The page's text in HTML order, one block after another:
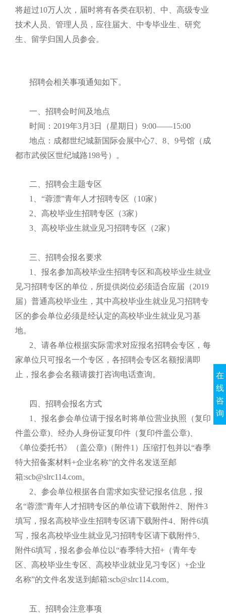
将超过10万人次，届时将有各类在职初、中、高级专业
技术人员、管理人员，应往届大、中专毕业生、研究
生、留学归国人员参会。
招聘会相关事项通知如下。
一、招聘会时间及地点
时间：2019年3月3日（星期日）9:00——15:00
地点：成都世纪城新国际会展中心7、8、9号馆（成
都市武侯区世纪城路198号）。
二、招聘会主题专区
1、“蓉漂”青年人才招聘专区（10家）
2、高校毕业生招聘专区（3家）
3、高校毕业生就业见习招聘专区（2家）
三、招聘会报名要求
1、报名参加高校毕业生招聘专区和高校毕业生就业
见习招聘专区的单位，所提供岗位必须适合应届（2019
届）普通高校毕业生，其中高校毕业生就业见习招聘专
区的参会单位必须是经认定的高校毕业生就业见习基
地。
2、请各单位根据实际需求对应报名招聘会专区，每
家单位只可报名一个专区，各招聘会专区名额报满即
止，报名参会名额请拨打咨询电话查询。
四、招聘会报名方式
1、报名参会单位请于报名时将单位营业执照（复印
件盖公章)、经办人身份证复印件（复印件盖公章)、
《单位委托书》（盖公章)（附件1）压缩打包并以“春季
特大招备案材料+企业名称”的文件名发送至邮
箱:scb@slrc114.com。
2、参会单位根据各自需求如实登记报名信息，报
名“蓉漂”青年人才招聘专区的单位请下载附件2、附件3
填写，报名高校毕业生招聘专区请下载附件4、附件6填
写，报名高校毕业生就业见习招聘专区请下载附件5、
附件6填写，报名参会单位以“春季特大招+（青年专
区、高校毕业生专区、高校毕业就业见习专区）+企业
名称”的文件名发送到邮箱:scb@slrc114.com。
五、招聘会注意事项
在
线
咨
询